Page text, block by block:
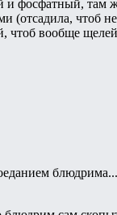
фосфатный, там
(отсадила, чтоб
чтоб вообще